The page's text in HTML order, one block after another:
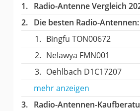
Radio-Antenne Vergleich
Die besten Radio-Antennen:
Bingfu TON00672
Nelawya FMN001
Oehlbach D1C17207
mehr anzeigen
Radio-Antennen-